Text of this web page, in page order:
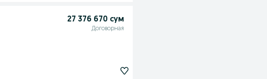
27 376 670 сум
Договорная